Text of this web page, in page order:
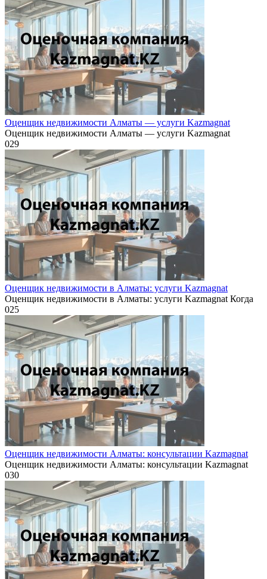
Оценщик недвижимости Алматы — услуги Kazmagnat
Оценщик недвижимости Алматы — услуги Kazmagnat
029
Оценщик недвижимости в Алматы: услуги Kazmagnat
Оценщик недвижимости в Алматы: услуги Kazmagnat Когда
025
Оценщик недвижимости Алматы: консультации Kazmagnat
Оценщик недвижимости Алматы: консультации Kazmagnat
030